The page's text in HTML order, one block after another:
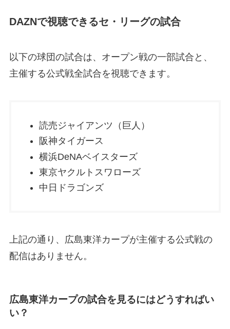
DAZNで視聴できるセ・リーグの試合
以下の球団の試合は、オープン戦の一部試合と、
主催する公式戦全試合を視聴できます。
読売ジャイアンツ（巨人）
阪神タイガース
横浜DeNAベイスターズ
東京ヤクルトスワローズ
中日ドラゴンズ
上記の通り、広島東洋カープが主催する公式戦の
配信はありません。
広島東洋カープの試合を見るにはどうすればい
い？